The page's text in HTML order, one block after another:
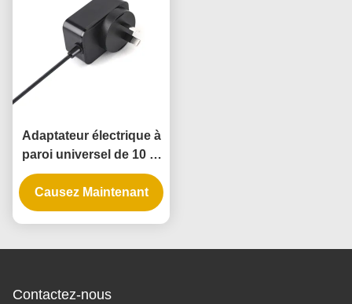
Adaptateur électrique à
paroi universel de 10 W
avec garantie de 3 ans
et plusieurs tensions de
sortie
Causez Maintenant
Contactez-nous